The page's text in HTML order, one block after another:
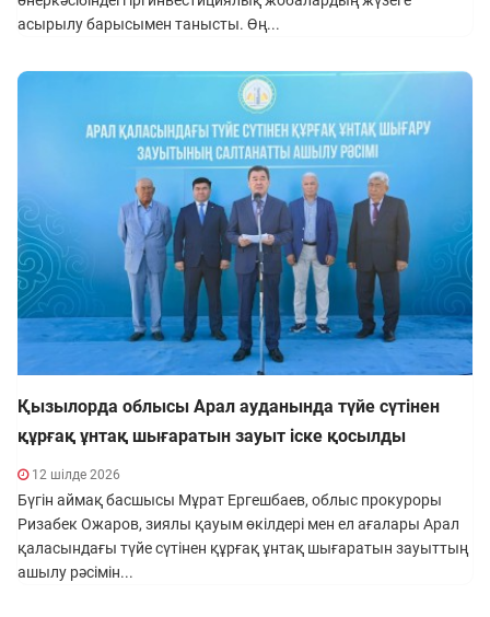
асырылу барысымен танысты. Өң...
Қызылорда облысы Арал ауданында түйе сүтінен
құрғақ ұнтақ шығаратын зауыт іске қосылды
12 шілде 2026
Бүгін аймақ басшысы Мұрат Ергешбаев, облыс прокуроры
Ризабек Ожаров, зиялы қауым өкілдері мен ел ағалары Арал
қаласындағы түйе сүтінен құрғақ ұнтақ шығаратын зауыттың
ашылу рәсімін...